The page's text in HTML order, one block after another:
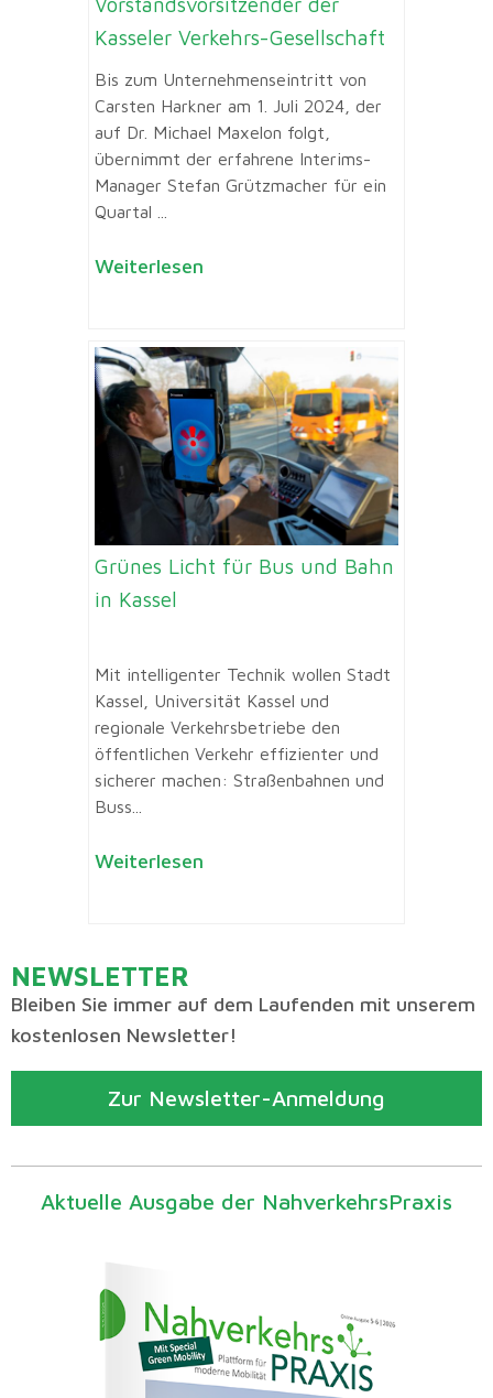
Kasseler Verkehrs-Gesellschaft
Bis zum Unternehmenseintritt von
Carsten Harkner am 1. Juli 2024, der
auf Dr. Michael Maxelon folgt,
übernimmt der erfahrene Interims-
Manager Stefan Grützmacher für ein
Quartal ...
Weiterlesen
Grünes Licht für Bus und Bahn
in Kassel
Mit intelligenter Technik wollen Stadt
Kassel, Universität Kassel und
regionale Verkehrsbetriebe den
öffentlichen Verkehr effizienter und
sicherer machen: Straßenbahnen und
Buss...
Weiterlesen
NEWSLETTER
Bleiben Sie immer auf dem Laufenden mit unserem
kostenlosen Newsletter!
Zur Newsletter-Anmeldung
Aktuelle Ausgabe der NahverkehrsPraxis